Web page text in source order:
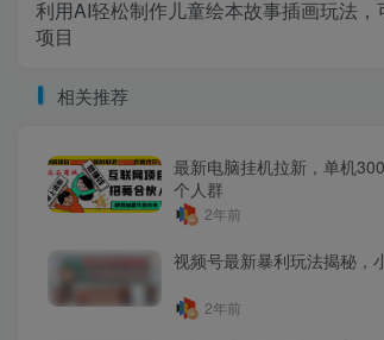
利用AI轻松制作儿童绘本故事插画玩法
项目
相关推荐
最新电脑挂机拉新，单机
个人群
2年前
视频号最新暴利玩法揭秘，
2年前